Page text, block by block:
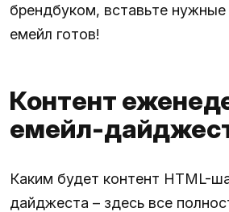
брендбуком, вставьте
емейл готов!
Контент
емейл-
Каким будет контент HTML-
дайджеста – здесь все